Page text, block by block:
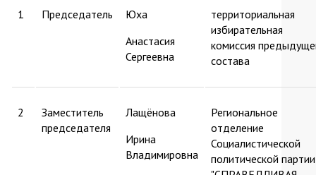
1 Председатель
Юха
Анастасия
Сергеевна
территориальная
избирательная
комиссия
состава
2
Заместитель
председателя
Лащёнова
Ирина
Владимировна
Региональное
отделение
Социалистической
политической партии